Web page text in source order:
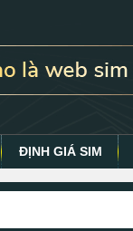
ĐỊNH GIÁ SIM